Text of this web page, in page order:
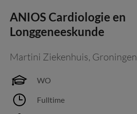
ANIOS Cardiologie en
Longgeneeskunde
Martini Ziekenhuis, Groningen
WO
Fulltime